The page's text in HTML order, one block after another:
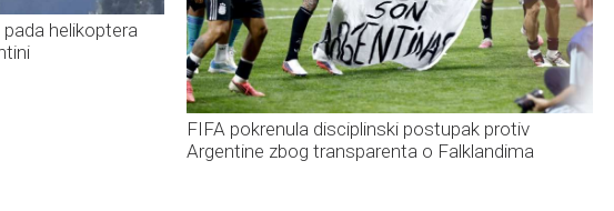
helikoptera
FIFA pokrenula disciplinski postupak protiv
Argentine zbog transparenta o Falklandima